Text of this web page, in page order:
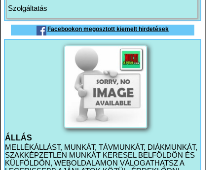
Szolgáltatás
Facebookon megosztott kiemelt hirdetések
ÁLLÁS
MELLÉKÁLLÁST, MUNKÁT, TÁVMUNKÁT, DIÁKMUNKÁT,
SZAKKÉPZETLEN MUNKÁT KERESEL BELFÖLDÖN ÉS
KÜLFÖLDÖN, WEBOLDALAMON VÁLOGATHATSZ A